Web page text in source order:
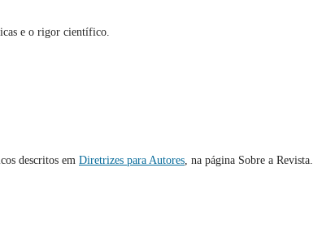
e o rigor científico.
descritos em Diretrizes para Autores , na página Sobre a Revista.